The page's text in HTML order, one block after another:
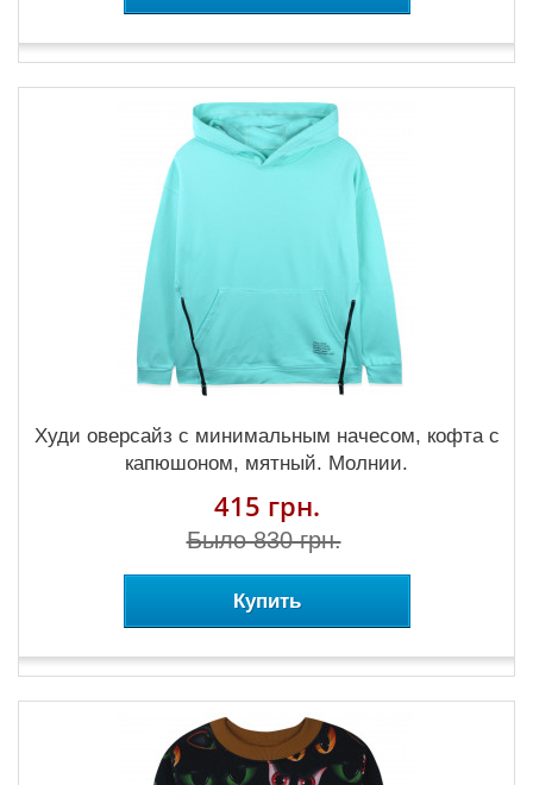
Худи оверсайз с минимальным начесом, кофта с
капюшоном, мятный. Молнии.
415 грн.
Было 830 грн.
Купить